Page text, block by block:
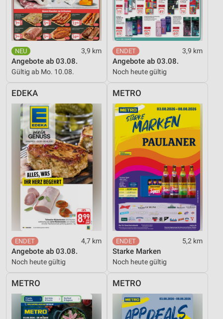
3,9 km
Angebote ab 03.08.
Gültig ab Mo. 10.08.
3,9 km
Angebote ab 03.08.
Noch heute gültig
EDEKA
4,7 km
Angebote ab 03.08.
Noch heute gültig
METRO
5,2 km
Starke Marken
Noch heute gültig
METRO METRO
Nicht-IAB-Verarbeitungszwecke:
Notwendig
Performance
Funktional